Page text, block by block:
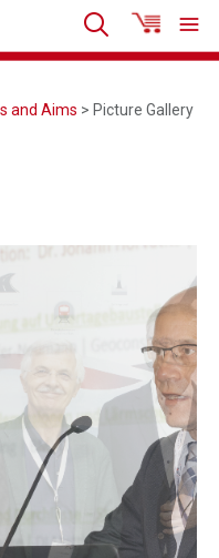
and Aims > Picture Gallery